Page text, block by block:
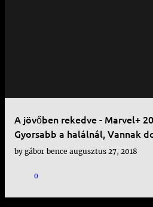
A jövőben rekedve - Marvel+
Gyorsabb a halálnál, Vannak
by gábor bence augusztus 27, 2018
0